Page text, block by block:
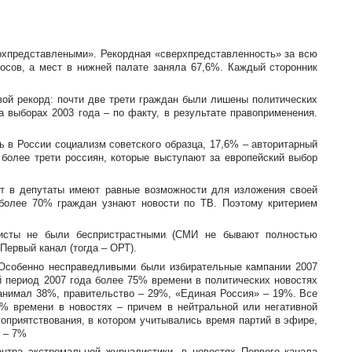
Рекордная «сверхпредставленность» за всю
а мест в нижней палате заняла 67,6%. Каждый сторонник
рекорд: почти две трети граждан были лишены политических
2003 года – по факту, в результате правоприменения.
социализм советского образца, 17,6% – авторитарный
трети россиян, которые выступают за европейский выбор
в депутаты имеют равные возможности для изложения своей
70% граждан узнают новости по ТВ. Поэтому критерием
не были беспристрастными (СМИ не бывают полностью
канал (тогда – ОРТ).
несправедливыми были избирательные кампании 2007
2007 года более 75% времени в политических новостях
38%, правительство – 29%, «Единая Россия» – 19%. Все
времени в новостях – причем в нейтральной или негативной
в котором учитывались время партий в эфире,
7%